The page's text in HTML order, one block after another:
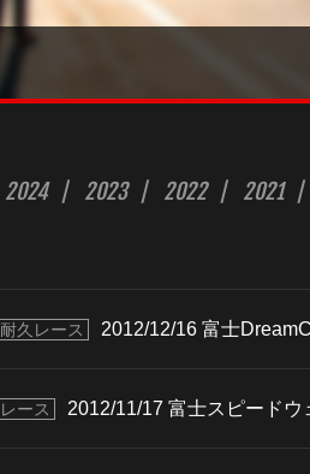
2024 2023 2022 2021
耐久レース 2012/12/16 富士
レース 2012/11/17 富士スピード